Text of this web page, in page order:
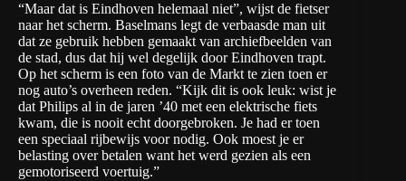
“Maar dat is Eindhoven helemaal niet”, wijst de fietser
naar het scherm. Baselmans legt de verbaasde man uit
dat ze gebruik hebben gemaakt van archiefbeelden van
de stad, dus dat hij wel degelijk door Eindhoven trapt.
Op het scherm is een foto van de Markt te zien toen er
nog auto’s overheen reden. “Kijk dit is ook leuk: wist je
dat Philips al in de jaren ’40 met een elektrische fiets
kwam, die is nooit echt doorgebroken. Je had er toen
een speciaal rijbewijs voor nodig. Ook moest je er
belasting over betalen want het werd gezien als een
gemotoriseerd voertuig.”